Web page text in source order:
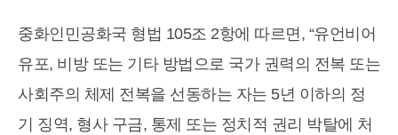
중화인민공화국 형법 105조 2항에 따르면, “유언비어
유포, 비방 또는 기타 방법으로 국가 권력의 전복 또는
사회주의 체제 전복을 선동하는 자는 5년 이하의 정
기 징역, 형사 구금, 통제 또는 정치적 권리 박탈에 처